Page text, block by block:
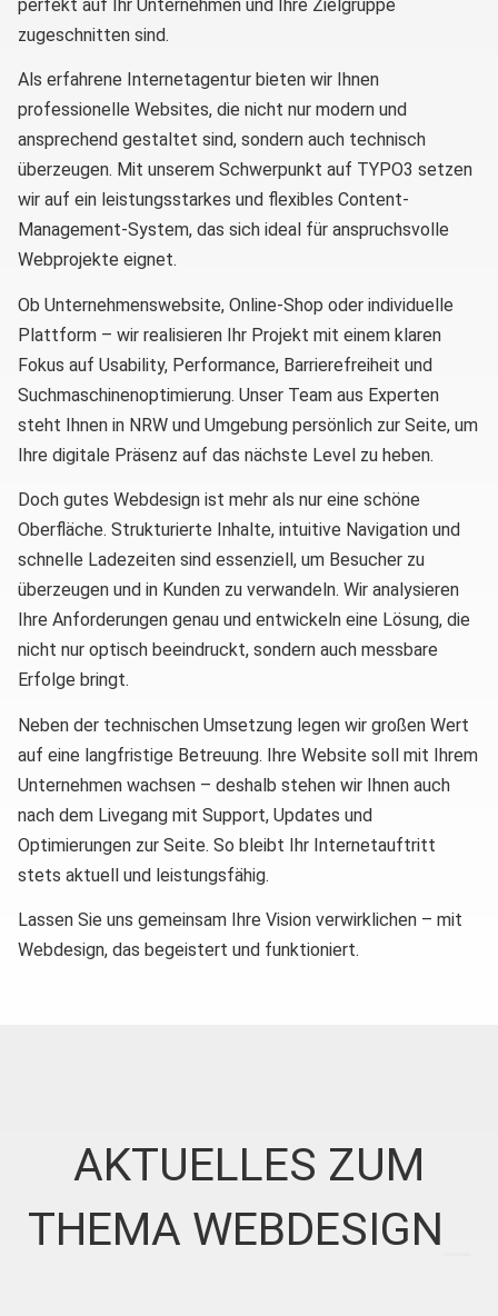
perfekt auf Ihr Unternehmen und Ihre Zielgruppe
zugeschnitten sind.
Als erfahrene Internetagentur bieten wir Ihnen
professionelle Websites, die nicht nur modern und
ansprechend gestaltet sind, sondern auch technisch
überzeugen. Mit unserem Schwerpunkt auf TYPO3 setzen
wir auf ein leistungsstarkes und flexibles Content-
Management-System, das sich ideal für anspruchsvolle
Webprojekte eignet.
Ob Unternehmenswebsite, Online-Shop oder individuelle
Plattform – wir realisieren Ihr Projekt mit einem klaren
Fokus auf Usability, Performance, Barrierefreiheit und
Suchmaschinenoptimierung. Unser Team aus Experten
steht Ihnen in NRW und Umgebung persönlich zur Seite, um
Ihre digitale Präsenz auf das nächste Level zu heben.
Doch gutes Webdesign ist mehr als nur eine schöne
Oberfläche. Strukturierte Inhalte, intuitive Navigation und
schnelle Ladezeiten sind essenziell, um Besucher zu
überzeugen und in Kunden zu verwandeln. Wir analysieren
Ihre Anforderungen genau und entwickeln eine Lösung, die
nicht nur optisch beeindruckt, sondern auch messbare
Erfolge bringt.
Neben der technischen Umsetzung legen wir großen Wert
auf eine langfristige Betreuung. Ihre Website soll mit Ihrem
Unternehmen wachsen – deshalb stehen wir Ihnen auch
nach dem Livegang mit Support, Updates und
Optimierungen zur Seite. So bleibt Ihr Internetauftritt
stets aktuell und leistungsfähig.
Lassen Sie uns gemeinsam Ihre Vision verwirklichen – mit
Webdesign, das begeistert und funktioniert.
AKTUELLES ZUM
THEMA WEBDESIGN